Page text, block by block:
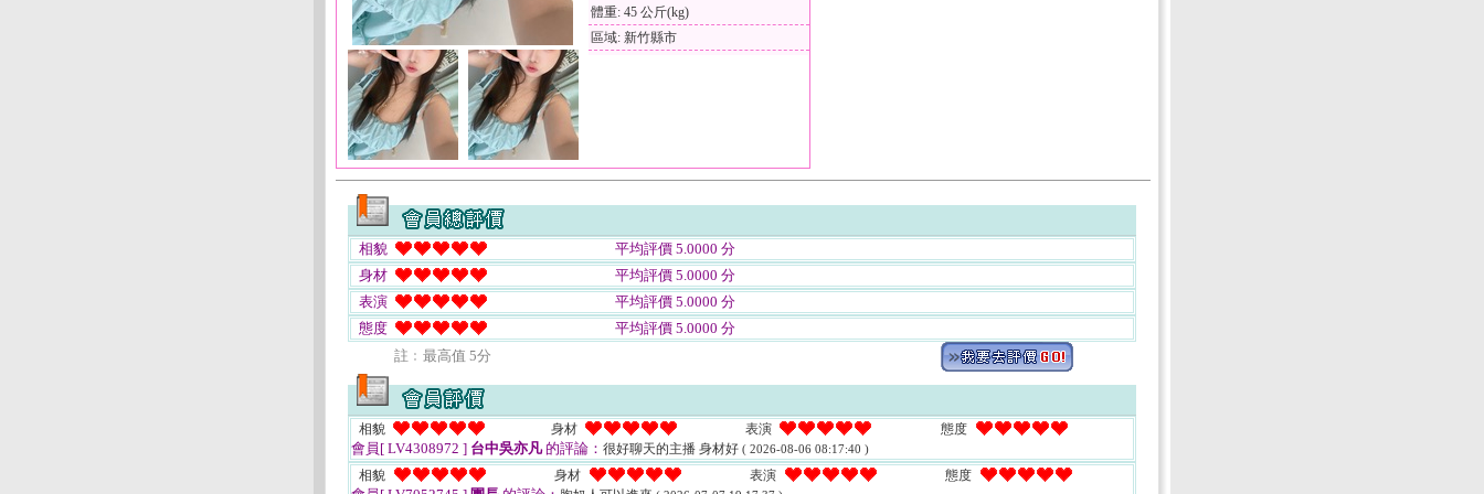
體重: 45 公斤(kg)
區域: 新竹縣市
相貌
平均評價 5.0000 分
身材
平均評價 5.0000 分
表演
平均評價 5.0000 分
態度
平均評價 5.0000 分
註﹕最高值 5分
相貌 身材 表演 態度
會員[ LV4308972 ] 台中吳亦凡的評論： 很好聊天的主播 身材好 ( 2026-08-06 08:17:40 )
相貌 身材 表演 態度